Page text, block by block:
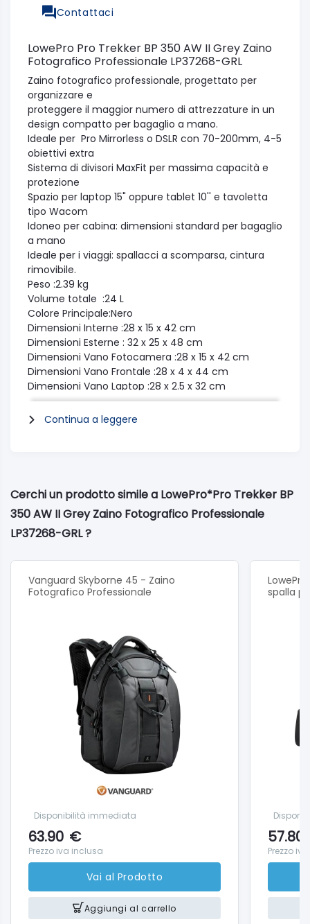
Contattaci
LowePro Pro Trekker BP 350 AW II Grey Zaino
Fotografico Professionale LP37268-GRL
Zaino fotografico professionale, progettato per
organizzare e
proteggere il maggior numero di attrezzature in un
design compatto per bagaglio a mano.
Ideale per Pro Mirrorless o DSLR con 70-200mm, 4-5
obiettivi extra
Sistema di divisori MaxFit per massima capacità e
protezione
Spazio per laptop 15" oppure tablet 10'' e tavoletta
tipo Wacom
Idoneo per cabina: dimensioni standard per bagaglio
a mano
Ideale per i viaggi: spallacci a scomparsa, cintura
rimovibile.
Peso :2.39 kg
Volume totale :24 L
Colore Principale:Nero
Dimensioni Interne :28 x 15 x 42 cm
Dimensioni Esterne : 32 x 25 x 48 cm
Dimensioni Vano Fotocamera :28 x 15 x 42 cm
Dimensioni Vano Frontale :28 x 4 x 44 cm
Dimensioni Vano Laptop :28 x 2.5 x 32 cm
Dimensioni Vano Porta Tablet :21.5 x 1.5 x 24 cm
Dimensioni Esterna GearBox :28 x 5 x 13 cm
Dimensioni Interne GearBox :26 x 4 x 11 cm
Continua a leggere
Cerchi un prodotto simile a LowePro*Pro Trekker BP
350 AW II Grey Zaino Fotografico Professionale
LP37268-GRL ?
Vanguard Skyborne 45 - Zaino
Fotografico Professionale
Disponibilità immediata
63.90 €
Prezzo iva inclusa
Vai al Prodotto
Aggiungi al carrello
spalla
57.80
Prezzo